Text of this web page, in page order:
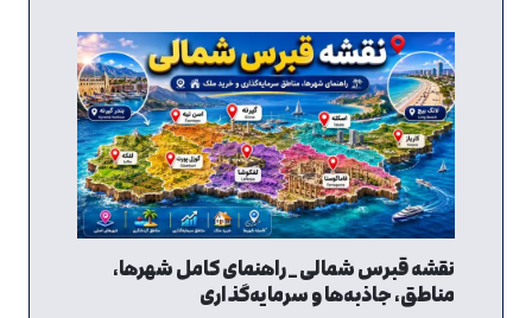
نقشه قبرس شمالی _ راهنمای کامل شهرها،
مناطق، جاذبه‌ها و سرمایه‌گذاری